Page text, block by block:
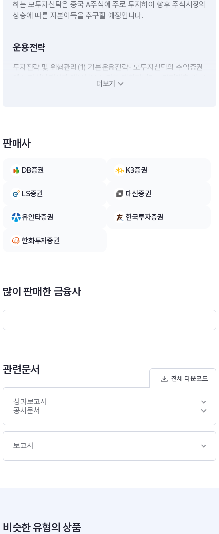
하는 모투자신탁은 중국 A주식에 주로 투자하여 향후 주식시장의
상승에 따른 자본이득을 추구할 예정입니다.
운용전략
투자전략 및 위험관리(1) 기본운용전략- 모투자신탁의 수익증권
에 투자신탁재산의 대부분을 투자할 계획입니다.- 단기대출 및 금
융기관에의 예치 등 유동성자산에의 투자는 투자신탁재산의 1
탁재산의 위험을 방지하기 위하여 통화관련장내·외파생상품에 투
변동위험을 헤지할 계획이고, 기타 다른 통화로 투자된 해외투자
인한 투자신탁재산의 위험을 방지하기 위하여 통화관련장내·외파
중국위안화의 경우에 대외송금 등이 제한되어 있고 동시에 해외
한, 중국의 경우 외환 시장이 성숙하지 못하여 적절한 환헷지 수
(1) 이 투자신탁은 중국 A주식에 주로 투자하여 향후 주식시장의
투자신탁은 모자형구조의 모투자신탁으로서 집합투자업자는 환
율변동으로 인한 투자신탁재산의 위험을 방지하기 위한 환헤지
전략을 실행하지 아니할 계획입니다.- 다만, 이 투자신탁에 투자
하는 자투자신탁은 해당 자투자신탁의 환헤지 전략에 따라 환위
험관리전략을 실행할 수 있습니다※ 비교지수 : (CSI 300 Index
더보기
판매사
DB증권 KB증권
LS증권 대신증권
유안타증권 한국투자증권
한화투자증권
많이 판매한 금융사
관련문서
전체 다운로드
성과보고서
공시문서
보고서
비슷한 유형의 상품